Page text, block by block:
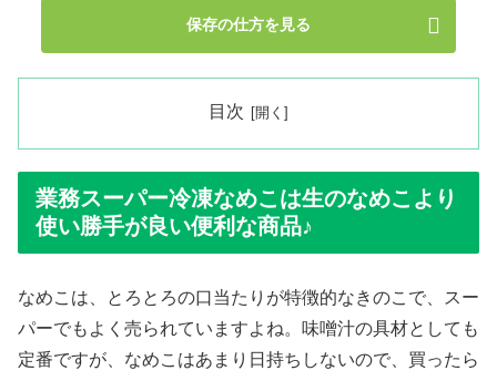
保存の仕方を見る
目次
業務スーパー冷凍なめこは生のなめこより
使い勝手が良い便利な商品♪
なめこは、とろとろの口当たりが特徴的なきのこで、スー
パーでもよく売られていますよね。味噌汁の具材としても
定番ですが、なめこはあまり日持ちしないので、買ったら